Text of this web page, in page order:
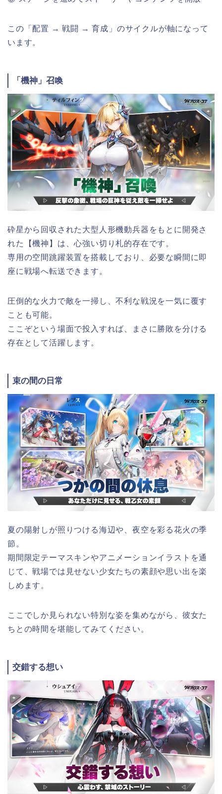
この「配置 → 戦闘 → 育成」のサイクルが軸になって
います。
「機神」召喚
砕星から回収された大型人形機動兵器をもとに開発さ
れた【機神】は、心強い切り札的存在です。
専用の空間跳躍装置を搭載しており、必要な瞬間に即
座に戦場へ転送できます。
圧倒的な火力で敵を一掃し、不利な戦況を一気に覆す
ことも可能。
ここぞという場面で投入すれば、まさに勝敗を分ける
存在として活躍します。
束の間の日常
夏の陽射しが照りつける海辺や、夜空を彩る花火の季
節。
期間限定テーマスキンやアニメーションイラストを通
じて、戦場では見せない少女たちの素顔や思い出を楽
しめます。
ここでしか見られない特別な姿を集めながら、彼女た
ちとの時間を堪能してみてください。
交錯する想い